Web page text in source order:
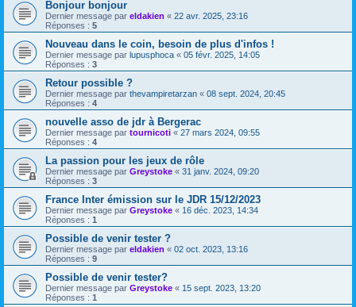
Bonjour bonjour
Dernier message par eldakien « 22 avr. 2025, 23:16
Réponses : 5
Nouveau dans le coin, besoin de plus d'infos !
Dernier message par lupusphoca « 05 févr. 2025, 14:05
Réponses : 3
Retour possible ?
Dernier message par thevampiretarzan « 08 sept. 2024, 20:45
Réponses : 4
nouvelle asso de jdr à Bergerac
Dernier message par tournicoti « 27 mars 2024, 09:55
Réponses : 4
La passion pour les jeux de rôle
Dernier message par Greystoke « 31 janv. 2024, 09:20
Réponses : 3
France Inter émission sur le JDR 15/12/2023
Dernier message par Greystoke « 16 déc. 2023, 14:34
Réponses : 1
Possible de venir tester ?
Dernier message par eldakien « 02 oct. 2023, 13:16
Réponses : 9
Possible de venir tester?
Dernier message par Greystoke « 15 sept. 2023, 13:20
Réponses : 1